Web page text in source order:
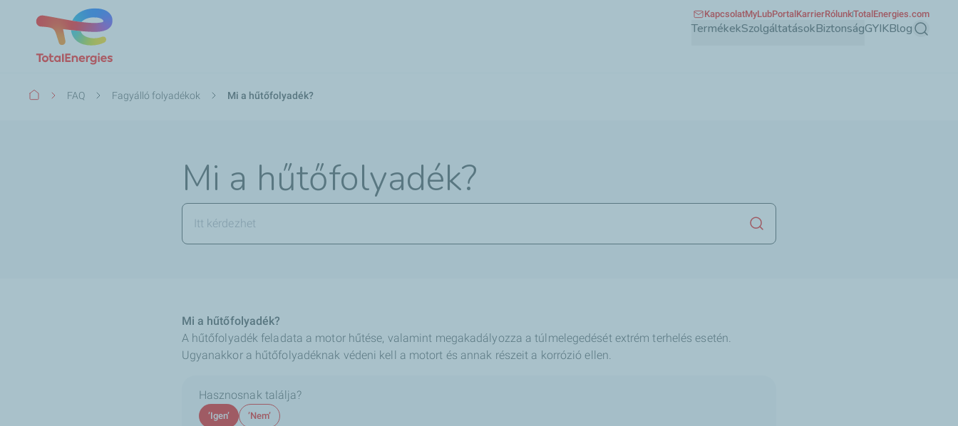
TermékekSzolgáltatásokBiztonságGYIKBlog Keresés
KapcsolatMyLubPortalKarrierRólunkTotalEnergies.com
Morzsa FAQ Fagyálló folyadékok Mi a hűtőfolyadék?
Mi a hűtőfolyadék?
Keresés indítása
Mi a hűtőfolyadék?
A hűtőfolyadék feladata a motor hűtése, valamint megakadályozza a túlmelegedését extrém terhelés esetén.
Ugyanakkor a hűtőfolyadéknak védeni kell a motort és annak részeit a korrózió ellen.
Hasznosnak találja?
’Igen’ ’Nem’